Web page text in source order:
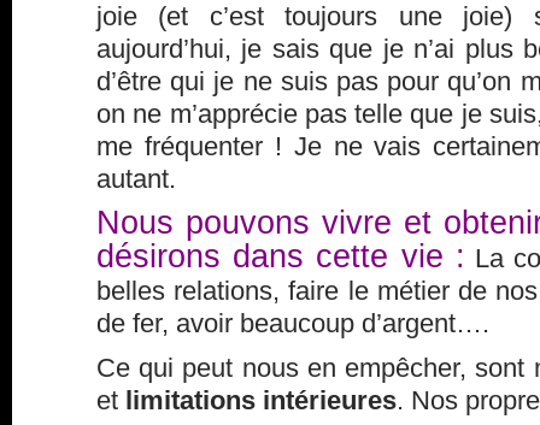
joie (et c’est toujours une
aujourd’hui, je sais que je n’ai plus
d’être qui je ne suis pas pour qu’on
on ne m’apprécie pas telle que je
me fréquenter ! Je ne vais
autant.
Nous pouvons vivre et
désirons dans cette vie : La
belles relations, faire le métier de
de fer, avoir beaucoup d’argent….
Ce qui peut nous en empêcher, sont
et limitations intérieures. Nos